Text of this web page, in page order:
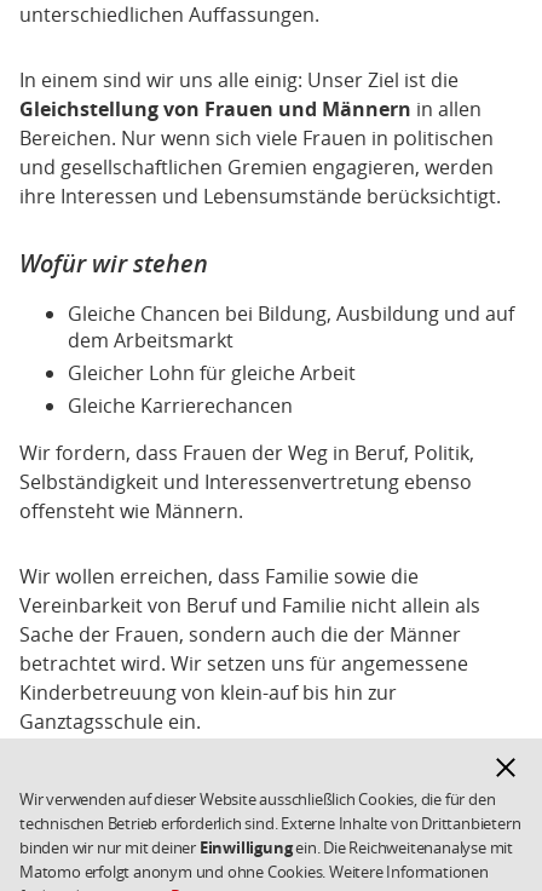
Wir verwenden auf dieser Website ausschließlich Cookies, die für den
technischen Betrieb erforderlich sind. Externe Inhalte von Drittanbietern
binden wir nur mit deiner Einwilligungein. Die Reichweitenanalyse mit
Matomo erfolgt anonym und ohne Cookies. Weitere Informationen
unterschiedlichen Auffassungen.
In einem sind wir uns alle einig: Unser Ziel ist die
Gleichstellung von Frauen und Männern in allen
Bereichen. Nur wenn sich viele Frauen in politischen
und gesellschaftlichen Gremien engagieren, werden
ihre Interessen und Lebensumstände berücksichtigt.
Wofür wir stehen
Gleiche Chancen bei Bildung, Ausbildung und auf
dem Arbeitsmarkt
Gleicher Lohn für gleiche Arbeit
Gleiche Karrierechancen
Wir fordern, dass Frauen der Weg in Beruf, Politik,
Selbständigkeit und Interessenvertretung ebenso
offensteht wie Männern.
Wir wollen erreichen, dass Familie sowie die
Vereinbarkeit von Beruf und Familie nicht allein als
Sache der Frauen, sondern auch die der Männer
betrachtet wird. Wir setzen uns für angemessene
Kinderbetreuung von klein-auf bis hin zur
Ganztagsschule ein.
Fußbereich
Weiterführende
Links/Kleingedrucktes
Kontakt
Datenschutz
Impressum
Cookies